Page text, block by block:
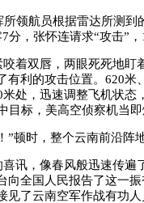
所领航员根据雷达所测到
7分，张怀连请求“攻击”，
着双唇，两眼死死地
有利的攻击位置。 620米、
米处，迅速调整飞机状态
目标，美高空侦察机当即
”顿时，整个云南前沿阵
讯，像春风般迅速传遍
向全国人民报告了这一
见了云南空军作战有功人